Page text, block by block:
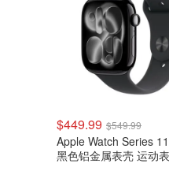
$449.99 $549.99
Apple Watch Series
黑色铝金属表壳 运动